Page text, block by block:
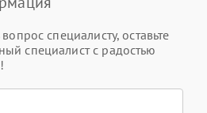
специалисту, оставьте
специалист с радостью